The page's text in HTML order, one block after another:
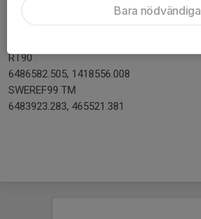
N 58° 29' 40.36", E 14° 24' 30.65"
RT90
6486582.505, 1418556.008
SWEREF99 TM
6483923.283, 465521.381
Bara nödvändiga